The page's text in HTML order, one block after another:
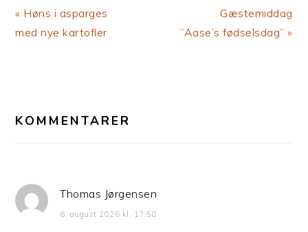
Previous
Post:
« Høns i asparges
med nye kartofler
Next
Post:
Gæstemiddag
”Aase’s fødselsdag” »
KOMMENTARER
Thomas Jørgensen
6. august 2026 kl. 17:50